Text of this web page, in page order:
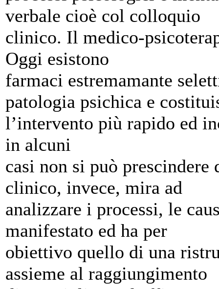
verbale cioè col colloquio
clinico. Il medico-
Oggi esistono
farmaci estremamante
patologia psichica e
l’intervento più rapido ed
in alcuni
casi non si può
clinico, invece, mira ad
analizzare i processi, le
manifestato ed ha per
obiettivo quello di una
assieme al raggiungimento